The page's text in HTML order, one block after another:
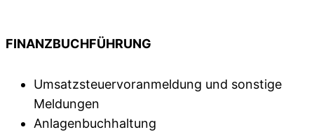
FINANZBUCHFÜHRUNG
Umsatzsteuervoranmeldung und sonstige
Meldungen
Anlagenbuchhaltung